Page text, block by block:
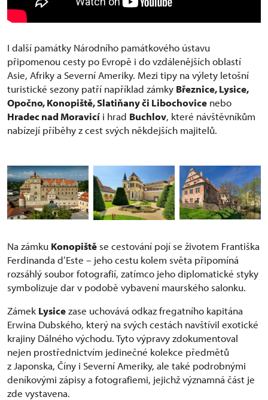
I další památky Národního památkového ústavu
připomenou cesty po Evropě i do vzdálenějších oblastí
Asie, Afriky a Severní Ameriky. Mezi tipy na výlety letošní
turistické sezony patří například zámky Březnice, Lysice,
Opočno, Konopiště, Slatiňany či Libochovice nebo
Hradec nad Moravicí i hrad Buchlov, které návštěvníkům
nabízejí příběhy z cest svých někdejších majitelů.
Na zámku Konopiště se cestování pojí se životem Františka
Ferdinanda d’Este – jeho cestu kolem světa připomíná
rozsáhlý soubor fotografií, zatímco jeho diplomatické styky
symbolizuje dar v podobě vybavení maurského salonku.
Zámek Lysicezase uchovává odkaz fregatního kapitána
Erwina Dubského, který na svých cestách navštívil exotické
krajiny Dálného východu. Tyto výpravy zdokumentoval
nejen prostřednictvím jedinečné kolekce předmětů
z Japonska, Číny i Severní Ameriky, ale také podrobnými
deníkovými zápisy a fotografiemi, jejichž významná část je
zde vystavena.